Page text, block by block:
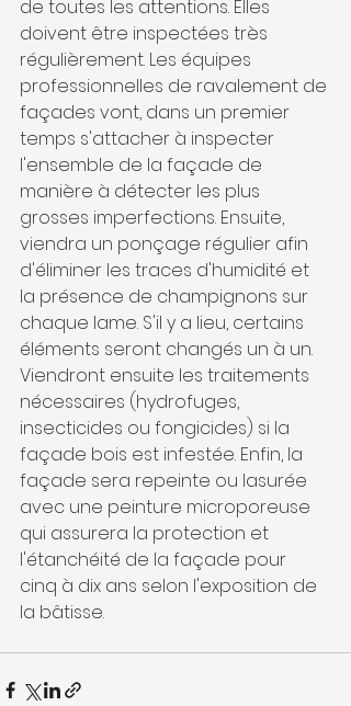
de toutes les attentions. Elles
doivent être inspectées très
régulièrement. Les équipes
professionnelles de ravalement de
façades vont, dans un premier
temps s'attacher à inspecter
l'ensemble de la façade de
manière à détecter les plus
grosses imperfections. Ensuite,
viendra un ponçage régulier afin
d'éliminer les traces d'humidité et
la présence de champignons sur
chaque lame. S'il y a lieu, certains
éléments seront changés un à un.
Viendront ensuite les traitements
nécessaires (hydrofuges,
insecticides ou fongicides) si la
façade bois est infestée. Enfin, la
façade sera repeinte ou lasurée
avec une peinture microporeuse
qui assurera la protection et
l'étanchéité de la façade pour
cinq à dix ans selon l'exposition de
la bâtisse.